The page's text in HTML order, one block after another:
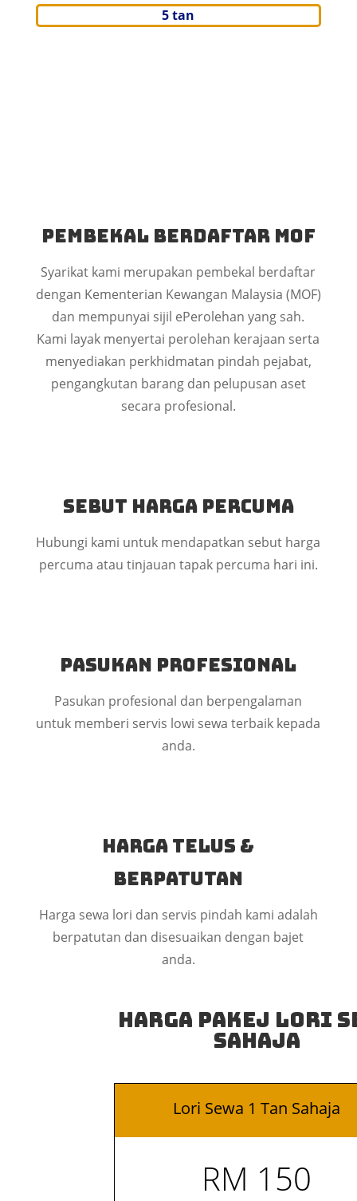
5 tan
Pembekal Berdaftar MOF
Syarikat kami merupakan pembekal berdaftar
dengan Kementerian Kewangan Malaysia (MOF)
dan mempunyai sijil ePerolehan yang sah.
Kami layak menyertai perolehan kerajaan serta
menyediakan perkhidmatan pindah pejabat,
pengangkutan barang dan pelupusan aset
secara profesional.
Sebut Harga Percuma
Hubungi kami untuk mendapatkan sebut harga
percuma atau tinjauan tapak percuma hari ini.
Pasukan Profesional
Pasukan profesional dan berpengalaman
untuk memberi servis lowi sewa terbaik kepada
anda.
Harga Telus &
Berpatutan
Harga sewa lori dan servis pindah kami adalah
berpatutan dan disesuaikan dengan bajet
anda.
Harga Pakej Lori
Sahaja
Lori Sewa 1 Tan Sahaja
RM 150